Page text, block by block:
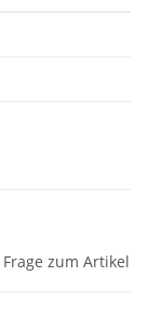
Frage zum Artikel